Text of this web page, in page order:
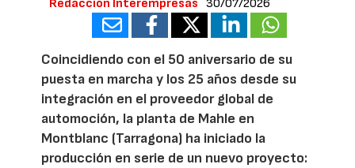
Redacción Interempresas 30/07/2026
Coincidiendo con el 50 aniversario de su
puesta en marcha y los 25 años desde su
integración en el proveedor global de
automoción, la planta de Mahle en
Montblanc (Tarragona) ha iniciado la
producción en serie de un nuevo proyecto: